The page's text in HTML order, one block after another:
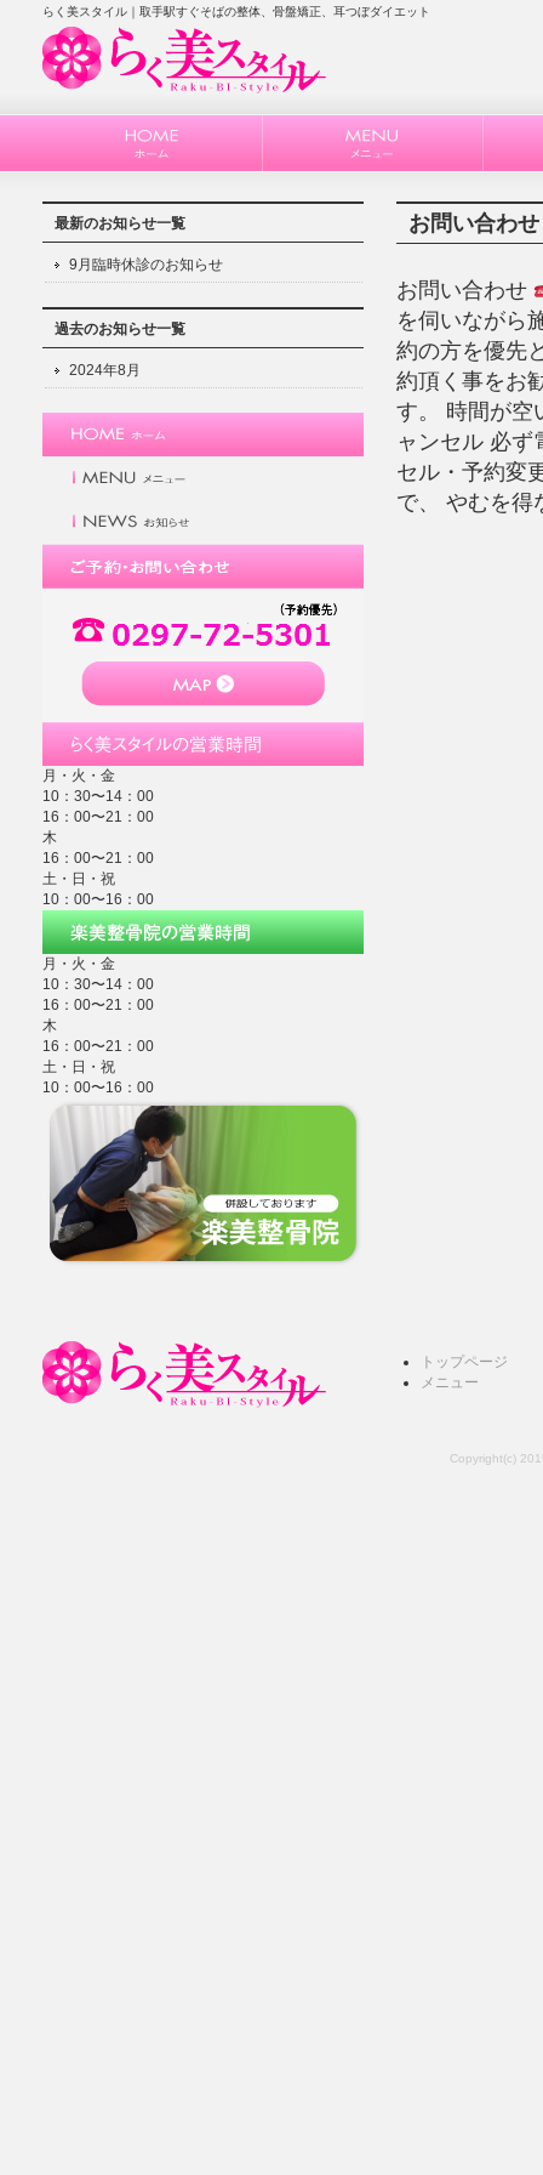
らく美スタイル｜取手駅すぐそばの整体、骨盤矯正、耳つぼダイエット
お問い合わせ
お問い合わせ
を伺いながら
約の方を優先
約頂く事をお
す。 時間が空
ャンセル 必ず
セル・予約変
で、 やむを得
最新のお知らせ一覧
9月臨時休診のお知らせ
過去のお知らせ一覧
2024年8月
月・火・金
10：30〜14：00
16：00〜21：00
木
16：00〜21：00
土・日・祝
10：00〜16：00
月・火・金
10：30〜14：00
16：00〜21：00
木
16：00〜21：00
土・日・祝
10：00〜16：00
トップページ
メニュー
Copyright(c)